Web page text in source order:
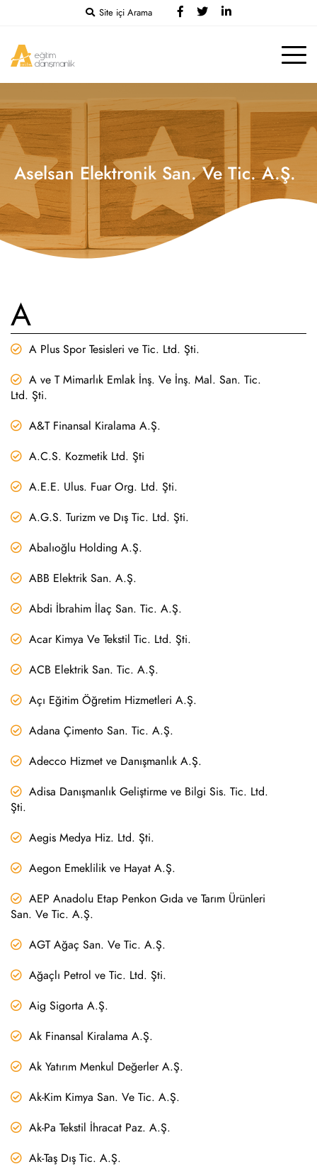
Site içi Arama
Aselsan Elektronik San. Ve Tic. A.Ş.
A
A Plus Spor Tesisleri ve Tic. Ltd. Şti.
A ve T Mimarlık Emlak İnş. Ve İnş. Mal. San. Tic.
Ltd. Şti.
A&T Finansal Kiralama A.Ş.
A.C.S. Kozmetik Ltd. Şti
A.E.E. Ulus. Fuar Org. Ltd. Şti.
A.G.S. Turizm ve Dış Tic. Ltd. Şti.
Abalıoğlu Holding A.Ş.
ABB Elektrik San. A.Ş.
Abdi İbrahim İlaç San. Tic. A.Ş.
Acar Kimya Ve Tekstil Tic. Ltd. Şti.
ACB Elektrik San. Tic. A.Ş.
Açı Eğitim Öğretim Hizmetleri A.Ş.
Adana Çimento San. Tic. A.Ş.
Adecco Hizmet ve Danışmanlık A.Ş.
Adisa Danışmanlık Geliştirme ve Bilgi Sis. Tic. Ltd.
Şti.
Aegis Medya Hiz. Ltd. Şti.
Aegon Emeklilik ve Hayat A.Ş.
AEP Anadolu Etap Penkon Gıda ve Tarım Ürünleri
San. Ve Tic. A.Ş.
AGT Ağaç San. Ve Tic. A.Ş.
Ağaçlı Petrol ve Tic. Ltd. Şti.
Aig Sigorta A.Ş.
Ak Finansal Kiralama A.Ş.
Ak Yatırım Menkul Değerler A.Ş.
Ak-Kim Kimya San. Ve Tic. A.Ş.
Ak-Pa Tekstil İhracat Paz. A.Ş.
Ak-Taş Dış Tic. A.Ş.